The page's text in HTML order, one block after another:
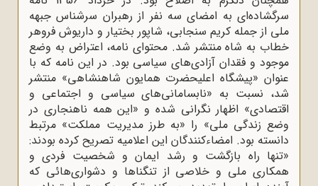
سرگشاده‌ای به امضای سه نفر از رهبران سرشناس جبهه
ملی از جمله کریم سنجابی، شاپور بختیار و داریوش فروهر
خطاب به شاه منتشر شد. محتوای نامه، اعتراض به وضع
موجود و فقدان آزادی‌های سیاسی بود. در این نامه که با
عنوان «پیشگاه اعلیحضرت همایون شاهنشاهی» منتشر
شد، نسبت به «نابسامانی‌های سیاسی و اجتماعی و
اقتصادی» اظهار نگرانی شده و «این همه ناهنجاری در
وضع زندگی ملی» را «به طرز مدیریت مملکت» مرتبط
دانسته بود. امضاءکنندگان این اعلامیه تصریح کرده بودند:
«تنها راه بازگشت و رشد ایمان و شخصیت فردی و
همکاری ملی و خلاصی از تنگناها و دشواری‌هائی که